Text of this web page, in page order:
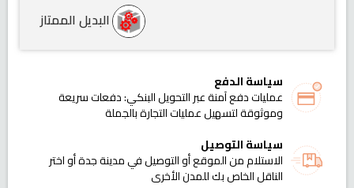
البديل الممتاز
سياسة الدفع
عمليات دفع آمنة عبر التحويل البنكي: دفعات سريعة
وموثوقة لتسهيل عمليات التجارة بالجملة
سياسة التوصيل
الاستلام من الموقع أو التوصيل في مدينة جدة أو اختر
الناقل الخاص بك للمدن الأخرى